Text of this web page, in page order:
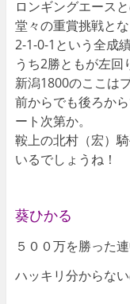
ロンギングエース
堂々の重賞挑戦と
2-1-0-1という全成
うち2勝ともが左回
新潟1800のここは
前からでも後ろか
ート次第か。
鞍上の北村（宏）
いるでしょうね！
葵ひかる
５００万を勝った
ハッキリ分からな